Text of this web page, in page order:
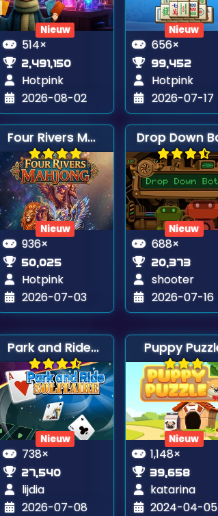
Nieuw
514×
2,491,150
Hotpink
2026-08-02
Nieuw
656×
99,452
Hotpink
2026-07-17
Four Rivers Mahjong
Nieuw
936×
50,025
Hotpink
2026-07-03
Nieuw
688×
20,373
shooter
2026-07-16
Park and Ride Solitaire
Nieuw
738×
27,540
lijdia
2026-07-08
Puppy
Nieuw
1,148×
39,658
katarina
2024-04-05